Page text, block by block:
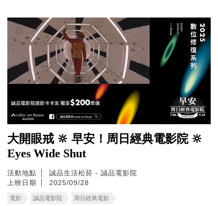
大開眼戒 🔆 早安！周日經典電影院 🔆
Eyes Wide Shut
活動地點
誠品生活松菸 - 誠品電影院
上映日期
2025/09/28
電影 誠品電影院 周日經典電影